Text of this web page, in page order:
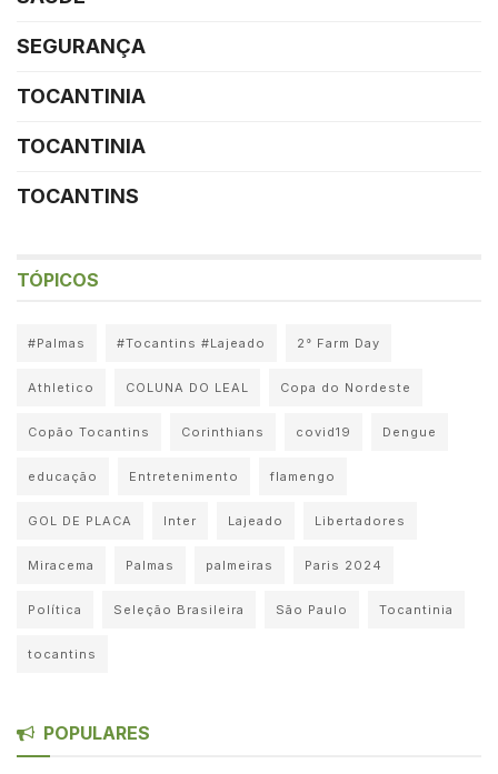
SEGURANÇA
TOCANTINIA
TOCANTINIA
TOCANTINS
TÓPICOS
#Palmas #Tocantins #Lajeado 2° Farm Day
Athletico COLUNA DO LEAL Copa do Nordeste
Copão Tocantins Corinthians covid19 Dengue
educação Entretenimento flamengo
GOL DE PLACA Inter Lajeado Libertadores
Miracema Palmas palmeiras Paris 2024
Política Seleção Brasileira São Paulo Tocantinia
tocantins
POPULARES